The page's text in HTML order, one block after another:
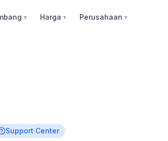
▼ Harga ▼ Perusahaan ▼
Support Center